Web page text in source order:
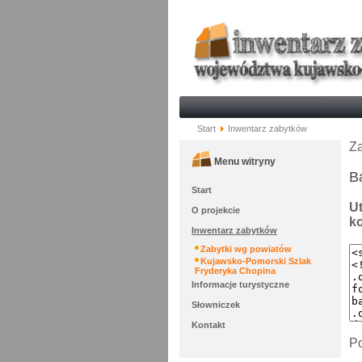
Start Inwentarz zabytków
Menu witryny
Start
O projekcie
Inwentarz zabytków
Zabytki wg powiatów
Kujawsko-Pomorski Szlak
Fryderyka Chopina
Informacje turystyczne
Słowniczek
Kontakt